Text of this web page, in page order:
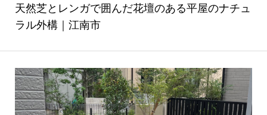
天然芝とレンガで囲んだ花壇のある平屋のナチュ
ラル外構｜江南市